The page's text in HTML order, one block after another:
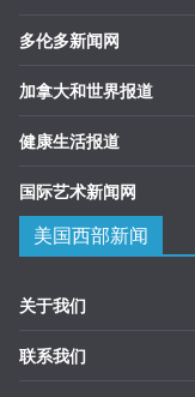
多伦多新闻网
加拿大和世界报道
健康生活报道
国际艺术新闻网
美国西部新闻
关于我们
联系我们